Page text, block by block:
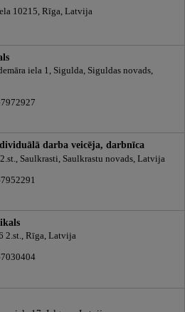
10215, Rīga, Latvija
iela 1, Sigulda, Siguldas novads,
darba veicēja, darbnīca
Saulkrasti, Saulkrastu novads, Latvija
2.st., Rīga, Latvija